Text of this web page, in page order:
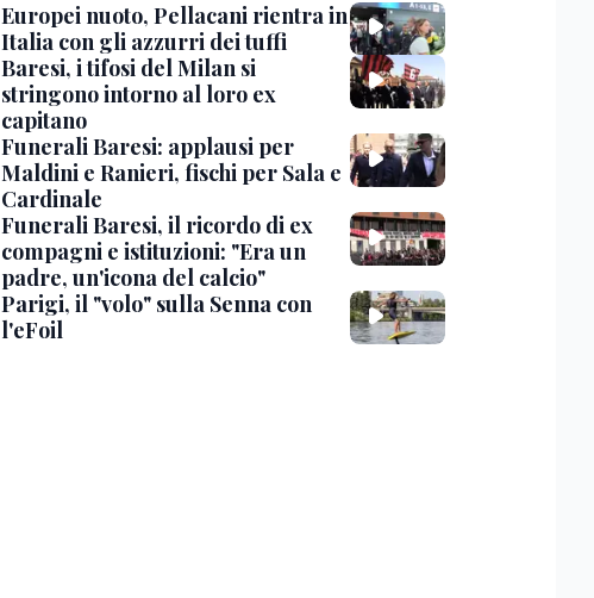
Europei nuoto, Pellacani rientra in
Italia con gli azzurri dei tuffi
Baresi, i tifosi del Milan si
stringono intorno al loro ex
capitano
Funerali Baresi: applausi per
Maldini e Ranieri, fischi per Sala e
Cardinale
Funerali Baresi, il ricordo di ex
compagni e istituzioni: "Era un
padre, un'icona del calcio"
Parigi, il "volo" sulla Senna con
l'eFoil